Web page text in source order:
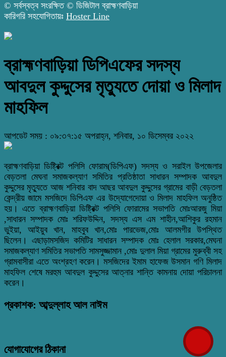
© সর্বস্বত্ব সংরক্ষিত © ডিজিটাল ব্রাহ্মণবাড়িয়া
কারিগরি সহযোগিতায়ঃ Hoster Line
ব্রাহ্মণবাড়িয়া ডিপিএফের সদস্য
আবদুল কুদ্দুসের মৃত্যুতে দোয়া ও মিলাদ
মাহফিল
আপডেট সময় : ০৯:৩৭:১৫ অপরাহ্ন, শনিবার, ১০ ডিসেম্বর ২০২২
ব্রাহ্মণবাড়িয়া ডিষ্ট্রিক্ট পলিসি ফোরাম(ডিপিএফ) সদস্য ও সরাইল উপজেলার
বেড়তলা মেঘনা সমাজকল্যাণ সমিতির প্রতিষ্ঠাতা সাধারন সম্পাদক আবদুল
কুদ্দুসের মৃত্যুতে আজ শনিবার বাদ আছর আবদুল কুদ্দুসের গ্রামের বাড়ী বেড়তলা
কেন্দ্রীয় জামে মসজিদে ডিপিএফ এর উদ্যোগেদোয়া ও মিলাদ মাহফিল অনুষ্ঠিত
হয়। এতে ব্রাহ্মণবাড়িয়া ডিষ্ট্রিক্ট পলিসি ফোরামের সভাপতি মোঃআরজু মিয়া
,সাধারন সম্পাদক মোঃ শরিফউদ্দিন, সদস্য এস এম শাহীন,আশিকুর রহমান
ভুইয়া, আইয়ুব খান, মাহবুব খান,মোঃ পারভেজ,মোঃ আলমগীর উপস্থিত
ছিলেন। এছাড়ামসজিদ কমিটির সাধারন সম্পাদক মোঃ হেলাল সরকার,মেঘনা
সমাজকল্যাণ সমিতির সভাপতি সামসুজ্জামান ,মোঃ দুলাল মিয়া গ্রামের মুরুব্বী সহ
গ্রামবাসীরা এতে অংশ্রহণ করেন। মসজিদের ইমাম হাফেজ উসমান গণি মিলাদ
মাহফিল শেষে মরহুম আবদুল কুদ্দুসের আত্নার শান্তি কামনায় দোয়া পরিচালনা
করেন।
প্রকাশক: আব্দুল্লাহ আল নাঈম
যোগাযোগের ঠিকানা